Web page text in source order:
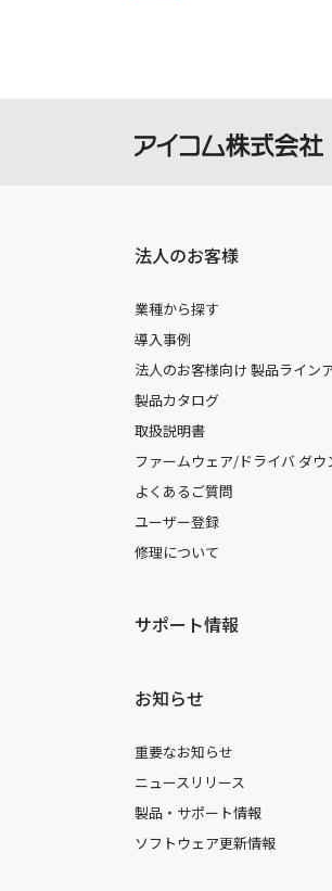
法人のお客様
業種から探す
導入事例
法人のお客様向け 製品ライン
製品カタログ
取扱説明書
ファームウェア/ドライバ ダウ
よくあるご質問
ユーザー登録
修理について
サポート情報
お知らせ
重要なお知らせ
ニュースリリース
製品・サポート情報
ソフトウェア更新情報